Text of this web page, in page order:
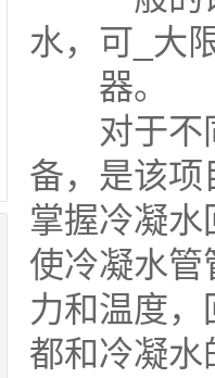
水，可_大
器。
对于不同
备，是该
掌握冷凝
使冷凝水
力和温度
都和冷凝